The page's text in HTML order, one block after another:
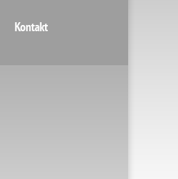
Kontakt